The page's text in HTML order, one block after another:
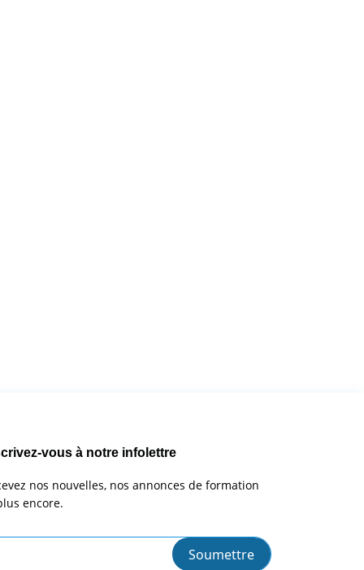
vous à notre infolettre
nos nouvelles, nos annonces de formation
encore.